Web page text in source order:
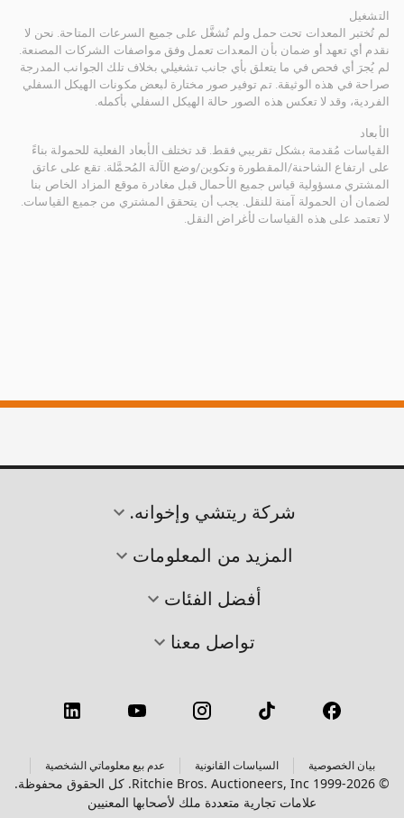
التشغيل
لم تُختبر المعدات تحت حمل ولم تُشغَّل على جميع السرعات المتاحة. نحن لا
نقدم أي تعهد أو ضمان بأن المعدات تعمل وفق مواصفات الشركات المصنعة.
لم يُجرَ أي فحص في ما يتعلق بأي جانب تشغيلي بخلاف تلك الجوانب المدرجة
صراحة في هذه الوثيقة. تم توفير صور مختارة لبعض مكونات الهيكل السفلي
الفردية، وقد لا تعكس هذه الصور حالة الهيكل السفلي بأكمله.
الأبعاد
القياسات مُقدمة بشكل تقريبي فقط. قد تختلف الأبعاد الفعلية للحمولة بناءً
على ارتفاع الشاحنة/المقطورة وتكوين/وضع الآلة المُحمَّلة. تقع على عاتق
المشتري مسؤولية قياس جميع الأحمال قبل مغادرة موقع المزاد الخاص بنا
لضمان أن الحمولة آمنة للنقل. يجب أن يتحقق المشتري من جميع القياسات.
لا تعتمد على هذه القياسات لأغراض النقل.
شركة ريتشي وإخوانه.
المزيد من المعلومات
أفضل الفئات
تواصل معنا
بيان الخصوصية السياسات القانونية عدم بيع معلوماتي الشخصية
© 1999-2026 Ritchie Bros. Auctioneers, Inc. كل الحقوق محفوظة.
علامات تجارية متعددة ملك لأصحابها المعنيين